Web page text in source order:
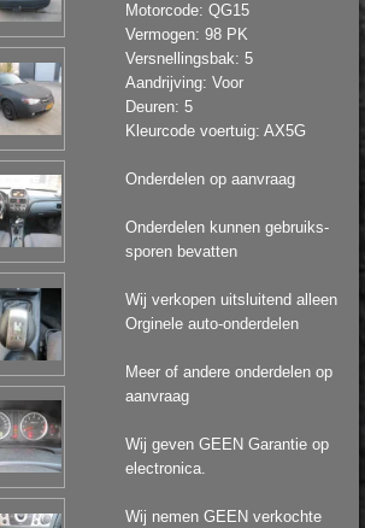
Motorcode: QG15
Vermogen: 98 PK
Versnellingsbak: 5
Aandrijving: Voor
Deuren: 5
Kleurcode voertuig: AX5G
Onderdelen op aanvraag
Onderdelen kunnen gebruiks-
sporen bevatten
Wij verkopen uitsluitend alleen
Orginele auto-onderdelen
Meer of andere onderdelen op
aanvraag
Wij geven GEEN Garantie op
electronica.
Wij nemen GEEN verkochte